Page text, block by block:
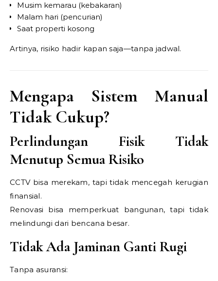
Musim kemarau (kebakaran)
Malam hari (pencurian)
Saat properti kosong
Artinya, risiko hadir kapan saja—tanpa jadwal.
Mengapa Sistem Manual
Tidak Cukup?
Perlindungan Fisik Tidak
Menutup Semua Risiko
CCTV bisa merekam, tapi tidak mencegah kerugian
finansial.
Renovasi bisa memperkuat bangunan, tapi tidak
melindungi dari bencana besar.
Tidak Ada Jaminan Ganti Rugi
Tanpa asuransi: